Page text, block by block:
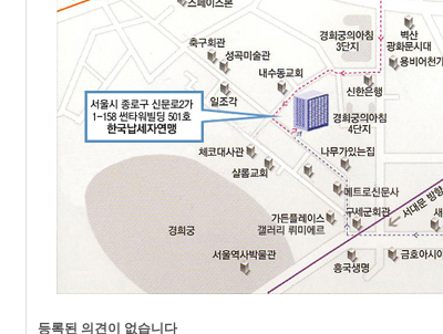
등록된 의견이 없습니다